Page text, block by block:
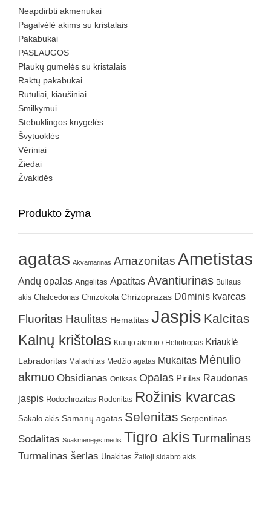
Neapdirbti akmenukai
Pagalvėlė akims su kristalais
Pakabukai
PASLAUGOS
Plaukų gumelės su kristalais
Raktų pakabukai
Rutuliai, kiaušiniai
Smilkymui
Stebuklingos knygelės
Švytuoklės
Vėriniai
Žiedai
Žvakidės
Produkto žyma
agatas Akvamarinas Amazonitas Ametistas
Andų opalas Angelitas Apatitas Avantiurinas Buliaus
akis Chalcedonas Chrizokola Chrizoprazas Dūminis kvarcas
Fluoritas Haulitas Hematitas Jaspis Kalcitas
Kalnų krištolas Kraujo akmuo / Heliotropas Kriauklė
Labradoritas Malachitas Medžio agatas Mukaitas Mėnulio
akmuo Obsidianas Oniksas Opalas Piritas Raudonas
jaspis Rodochrozitas Rodonitas Rožinis kvarcas
Sakalo akis Samanų agatas Selenitas Serpentinas
Sodalitas Suakmenėjęs medis Tigro akis Turmalinas
Turmalinas šerlas Unakitas Žalioji sidabro akis